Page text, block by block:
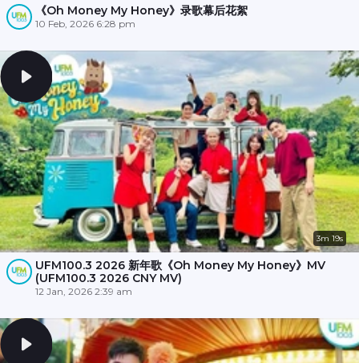
《Oh Money My Honey》录歌幕后花絮
10 Feb, 2026 6:28 pm
3m 19s
UFM100.3 2026 新年歌《Oh Money My Honey》MV
(UFM100.3 2026 CNY MV)
12 Jan, 2026 2:39 am